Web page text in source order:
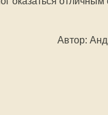
Автор: